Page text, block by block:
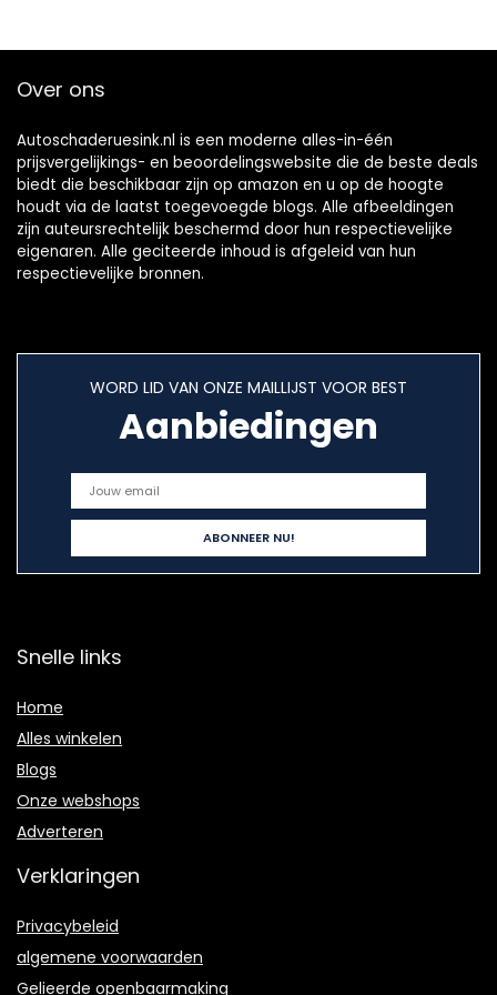
Over ons
Autoschaderuesink.nl is een moderne alles-in-één
prijsvergelijkings- en beoordelingswebsite die de beste deals
biedt die beschikbaar zijn op amazon en u op de hoogte
houdt via de laatst toegevoegde blogs. Alle afbeeldingen
zijn auteursrechtelijk beschermd door hun respectievelijke
eigenaren. Alle geciteerde inhoud is afgeleid van hun
respectievelijke bronnen.
WORD LID VAN ONZE MAILLIJST VOOR BEST
Aanbiedingen
Snelle links
Home
Alles winkelen
Blogs
Onze webshops
Adverteren
Verklaringen
Privacybeleid
algemene voorwaarden
Gelieerde openbaarmaking